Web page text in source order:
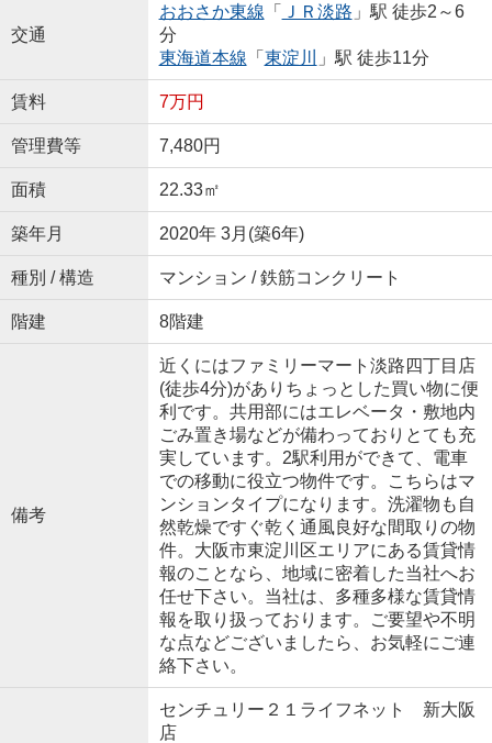
交通
おおさか東線 「 ＪＲ淡路 」駅 徒歩2～6
分
東海道本線 「 東淀川 」駅 徒歩11分
賃料 7万円
管理費等 7,480円
面積 22.33㎡
築年月 2020年 3月(築6年)
種別 / 構造 マンション / 鉄筋コンクリート
階建 8階建
備考
近くにはファミリーマート淡路四丁目店
(徒歩4分)がありちょっとした買い物に便
利です。共用部にはエレベータ・敷地内
ごみ置き場などが備わっておりとても充
実しています。2駅利用ができて、電車
での移動に役立つ物件です。こちらはマ
ンションタイプになります。洗濯物も自
然乾燥ですぐ乾く通風良好な間取りの物
件。大阪市東淀川区エリアにある賃貸情
報のことなら、地域に密着した当社へお
任せ下さい。当社は、多種多様な賃貸情
報を取り扱っております。ご要望や不明
な点などございましたら、お気軽にご連
絡下さい。
センチュリー２１ライフネット 新大阪
店